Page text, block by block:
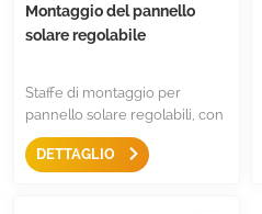
Montaggio del pannello
solare regolabile
Staffe di montaggio per
pannello solare regolabili, con
gambe pieghevoli e inclinabili
su qualsiasi superficie piana
DETTAGLIO